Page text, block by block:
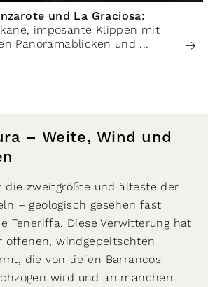
und La Graciosa:
imposante Klippen mit
Panoramablicken und ...
– Weite, Wind und
die zweitgrößte und älteste der
– geologisch gesehen fast
Teneriffa. Diese Verwitterung hat
offenen, windgepeitschten
die von tiefen Barrancos
wird und an manchen